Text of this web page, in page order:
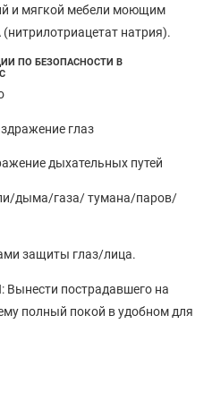
и мягкой мебели моющим
натрия).
ПО БЕЗОПАСНОСТИ В
глаз
дыхательных путей
дыма/газа/ тумана/паров/
защиты глаз/лица.
пострадавшего на
полный покой в удобном для
нескольких минут. Снять